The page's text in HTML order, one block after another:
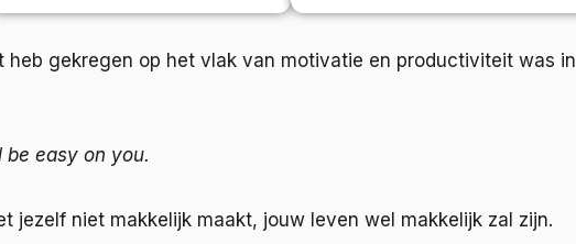
heb gekregen op het vlak van motivatie en productiviteit was in
easy on you.
jezelf niet makkelijk maakt, jouw leven wel makkelijk zal zijn.